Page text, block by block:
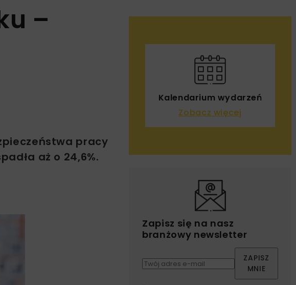
–
pracy
aż o 24,6%.
Kalendarium wydarzeń
Zobacz więcej
Zapisz się na nasz
branżowy newsletter
ZAPISZ
MNIE